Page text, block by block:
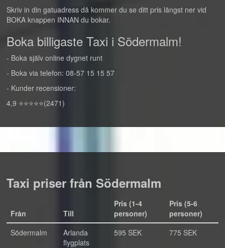
Skriv in din gatuadress då kommer du se ditt pris längst ner vid
BOKA knappen INNAN du bokar.
Boka billigaste Taxi i Södermalm!
- Boka själv online dygnet runt
- Boka via telefon: 08-57 15 15 57
- Kunder recensioner:
4,9 ⭐⭐⭐⭐⭐(2471)
Taxi priser från Södermalm
Från Till
Pris (1-4
personer)
Pris (5-6
personer)
Södermalm
Arlanda
flygplats
595 SEK 775 SEK